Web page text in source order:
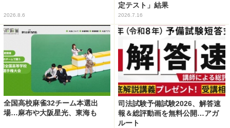
2026.8.6
定テスト」結果
2026.7.16
全国高校麻雀32チーム本選出
場…麻布や大阪星光、東海も
司法試験予備試験2026、解答速
報＆総評動画を無料公開…アガ
ルート